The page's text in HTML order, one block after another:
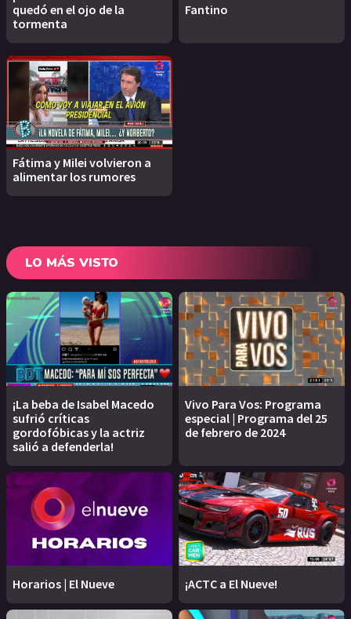
quedó en el ojo de la
tormenta
Fantino
Fátima y Milei volvieron a
alimentar los rumores
LO MÁS VISTO
¡La beba de Isabel Macedo
sufrió críticas
gordofóbicas y la actriz
salió a defenderla!
Vivo Para Vos: Programa
especial | Programa del 25
de febrero de 2024
Horarios | El Nueve ¡ACTC a El Nueve!